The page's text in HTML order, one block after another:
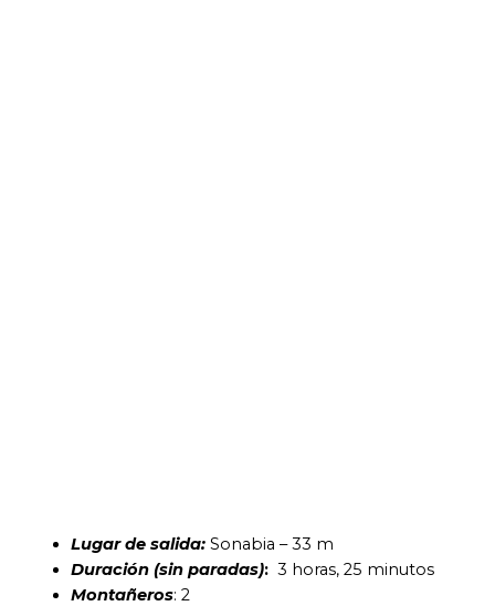
Lugar de salida:Sonabia – 33 m
Duración (sin paradas):3 horas, 25 minutos
Montañeros: 2